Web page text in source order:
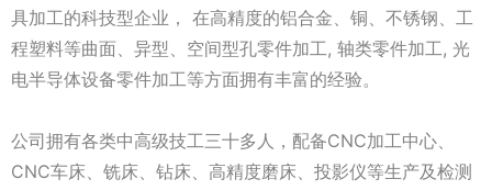
具加工的科技型企业， 在高精度的铝合金、铜、不锈钢、工
程塑料等曲面、异型、空间型孔零件加工, 轴类零件加工, 光
电半导体设备零件加工等方面拥有丰富的经验。
公司拥有各类中高级技工三十多人，配备CNC加工中心、
CNC车床、铣床、钻床、高精度磨床、投影仪等生产及检测